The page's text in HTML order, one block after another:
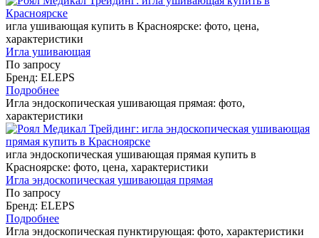
игла ушивающая купить в Красноярске: фото, цена,
характеристики
Игла ушивающая
По запросу
Бренд: ELEPS
Подробнее
Игла эндоскопическая ушивающая прямая: фото,
характеристики
игла эндоскопическая ушивающая прямая купить в
Красноярске: фото, цена, характеристики
Игла эндоскопическая ушивающая прямая
По запросу
Бренд: ELEPS
Подробнее
Игла эндоскопическая пунктирующая: фото, характеристики